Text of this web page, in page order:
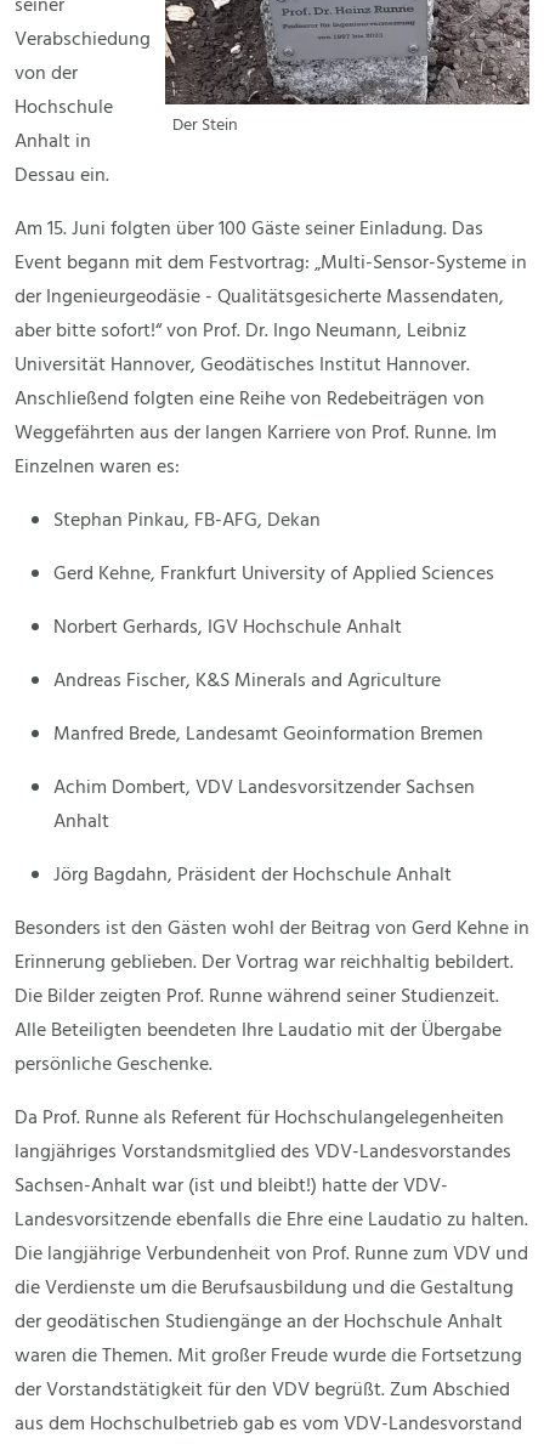
Der Stein
seiner
Verabschiedung
von der
Hochschule
Anhalt in
Dessau ein.
Am 15. Juni folgten über 100 Gäste seiner Einladung. Das
Event begann mit dem Festvortrag: „Multi-Sensor-Systeme in
der Ingenieurgeodäsie - Qualitätsgesicherte Massendaten,
aber bitte sofort!“ von Prof. Dr. Ingo Neumann, Leibniz
Universität Hannover, Geodätisches Institut Hannover.
Anschließend folgten eine Reihe von Redebeiträgen von
Weggefährten aus der langen Karriere von Prof. Runne. Im
Einzelnen waren es:
Stephan Pinkau, FB-AFG, Dekan
Gerd Kehne, Frankfurt University of Applied Sciences
Norbert Gerhards, IGV Hochschule Anhalt
Andreas Fischer, K&S Minerals and Agriculture
Manfred Brede, Landesamt Geoinformation Bremen
Achim Dombert, VDV Landesvorsitzender Sachsen
Anhalt
Jörg Bagdahn, Präsident der Hochschule Anhalt
Besonders ist den Gästen wohl der Beitrag von Gerd Kehne in
Erinnerung geblieben. Der Vortrag war reichhaltig bebildert.
Die Bilder zeigten Prof. Runne während seiner Studienzeit.
Alle Beteiligten beendeten Ihre Laudatio mit der Übergabe
persönliche Geschenke.
Da Prof. Runne als Referent für Hochschulangelegenheiten
langjähriges Vorstandsmitglied des VDV-Landesvorstandes
Sachsen-Anhalt war (ist und bleibt!) hatte der VDV-
Landesvorsitzende ebenfalls die Ehre eine Laudatio zu halten.
Die langjährige Verbundenheit von Prof. Runne zum VDV und
die Verdienste um die Berufsausbildung und die Gestaltung
der geodätischen Studiengänge an der Hochschule Anhalt
waren die Themen. Mit großer Freude wurde die Fortsetzung
der Vorstandstätigkeit für den VDV begrüßt. Zum Abschied
aus dem Hochschulbetrieb gab es vom VDV-Landesvorstand